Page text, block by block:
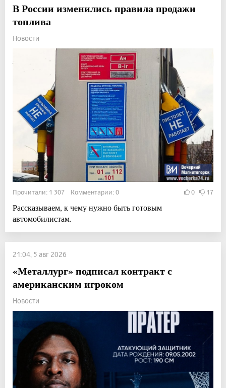
В России изменились правила продажи
топлива
Новости
Прочитали: 1 307 Комментарии: 0 0 17
Рассказываем, к чему нужно быть готовым
автомобилистам.
21:04, 5 авг 2026
«Металлург» подписал контракт с
американским игроком
Новости